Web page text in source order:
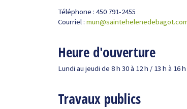
Téléphone : 450 791-2455
Courriel :
Heure d'ouverture
Lundi au jeudi de 8 h 30 à 12 h / 13 h à 16
Travaux publics